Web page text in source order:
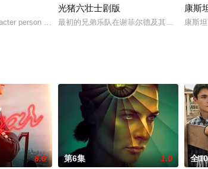
第四季共有10集，2017年播出。《黑帆》是Starz第一部
person who does not believe in love.
光猪六壮士剧版
最初的兄弟乐队在谢菲尔德及其摇摇欲坠的
康斯
康斯
8.0 第6集 1.0 全